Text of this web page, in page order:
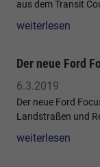
aus dem Transit
weiterlesen
Der neue Ford
6.3.2019
Der neue Ford
Landstraßen und
weiterlesen